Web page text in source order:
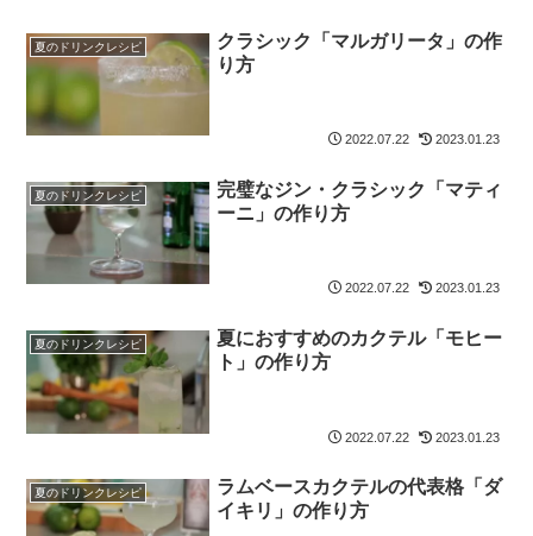
夏のドリンクレシピ
クラシック「マルガリータ」の作
り方
2022.07.22 2023.01.23
夏のドリンクレシピ
完璧なジン・クラシック「マティ
ーニ」の作り方
2022.07.22 2023.01.23
夏のドリンクレシピ
夏におすすめのカクテル「モヒー
ト」の作り方
2022.07.22 2023.01.23
夏のドリンクレシピ
ラムベースカクテルの代表格「ダ
イキリ」の作り方